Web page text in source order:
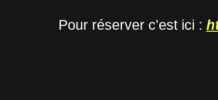
Pour réserver c'est ici :